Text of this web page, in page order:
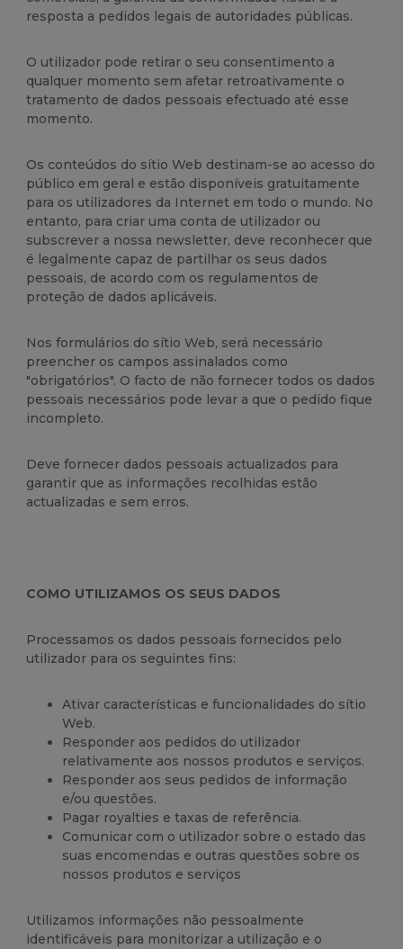
resposta a pedidos legais de autoridades públicas.
O utilizador pode retirar o seu consentimento a
qualquer momento sem afetar retroativamente o
tratamento de dados pessoais efectuado até esse
momento.
Os conteúdos do sítio Web destinam-se ao acesso do
público em geral e estão disponíveis gratuitamente
para os utilizadores da Internet em todo o mundo. No
entanto, para criar uma conta de utilizador ou
subscrever a nossa newsletter, deve reconhecer que
é legalmente capaz de partilhar os seus dados
pessoais, de acordo com os regulamentos de
proteção de dados aplicáveis.
Nos formulários do sítio Web, será necessário
preencher os campos assinalados como
"obrigatórios". O facto de não fornecer todos os dados
pessoais necessários pode levar a que o pedido fique
incompleto.
Deve fornecer dados pessoais actualizados para
garantir que as informações recolhidas estão
actualizadas e sem erros.
COMO UTILIZAMOS OS SEUS DADOS
Processamos os dados pessoais fornecidos pelo
utilizador para os seguintes fins:
Ativar características e funcionalidades do sítio
Web.
Responder aos pedidos do utilizador
relativamente aos nossos produtos e serviços.
Responder aos seus pedidos de informação
e/ou questões.
Pagar royalties e taxas de referência.
Comunicar com o utilizador sobre o estado das
suas encomendas e outras questões sobre os
nossos produtos e serviços
Utilizamos informações não pessoalmente
identificáveis para monitorizar a utilização e o